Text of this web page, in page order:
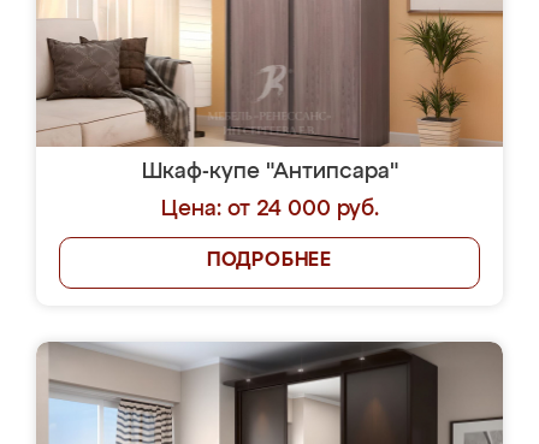
Шкаф-купе "Антипсара"
Цена: от 24 000 руб.
ПОДРОБНЕЕ